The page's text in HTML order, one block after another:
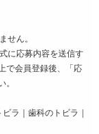
せん。
に応募内容を送信す
で会員登録後、「応
ラ｜歯科のトビラ｜